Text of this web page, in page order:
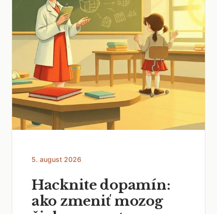
5. august 2026
Hacknite dopamín:
ako zmeniť mozog